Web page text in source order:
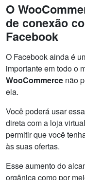
O
de conexão
Facebook
O Facebook ainda é
importante em todo o
WooCommerce não
ela.
Você poderá usar
direta com a loja
permitir que você
às suas ofertas.
Esse aumento do
orgânica como por